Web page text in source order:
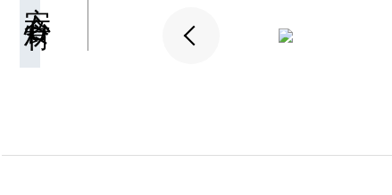
清甜栗子
香氣十足 鬆綿清甜的口感